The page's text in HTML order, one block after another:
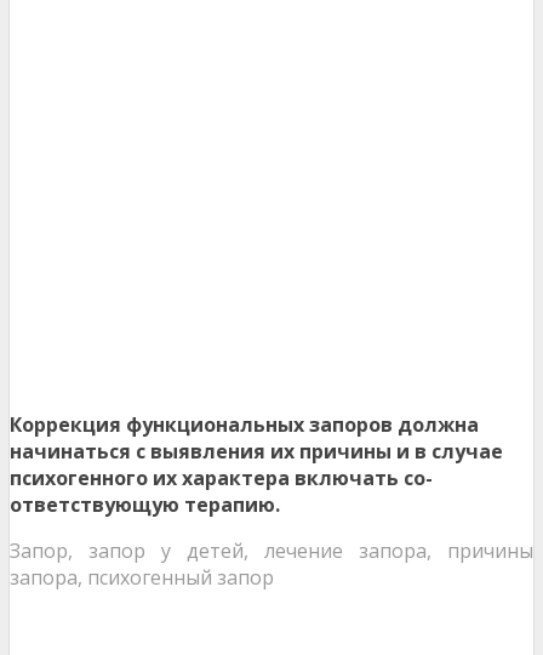
Коррекция функциональных запо­ров должна
начинаться с выявления их причины и в случае
психогенного их характера включать со­
ответствующую терапию.
Запор, запор у детей, лечение запора, причины
запора, психогенный запор